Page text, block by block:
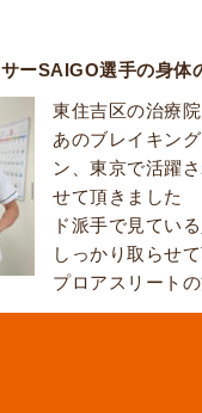
ーSAIGO選手の身体
東住吉区の治療
あのブレイキン
ン、 東京で活躍
せて頂きました
ド派手で見てい
しっかり取らせ
プロアスリート